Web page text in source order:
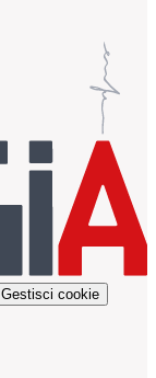
Gestisci cookie